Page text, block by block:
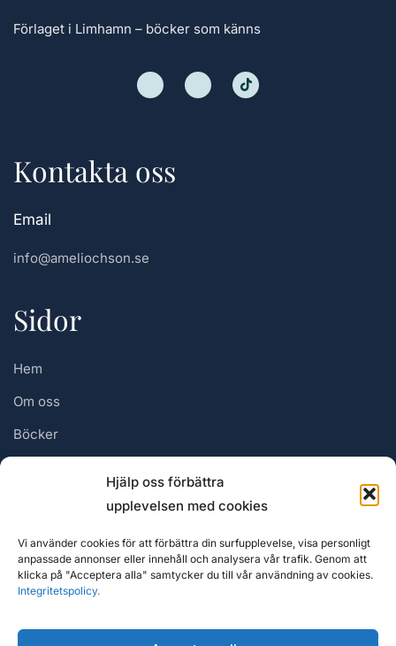
Hjälp oss förbättra
upplevelsen med cookies
Vi använder cookies för att förbättra din surfupplevelse, visa personligt
anpassade annonser eller innehåll och analysera vår trafik. Genom att
klicka på "Acceptera alla" samtycker du till vår användning av cookies.
Integritetspolicy.
Förlaget i Limhamn – böcker som känns
Kontakta oss
Email
info@ameliochson.se
Sidor
Hem
Om oss
Böcker
Cookiepolicy